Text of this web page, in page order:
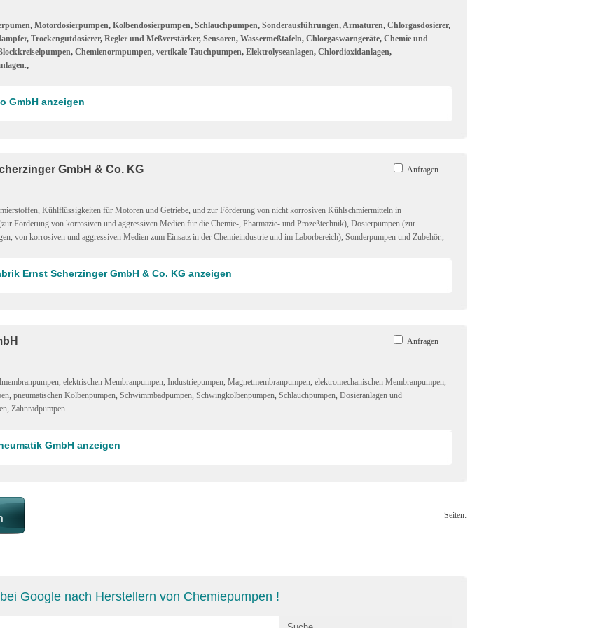
, Motordosierpumpen, Kolbendosierpumpen, Schlauchpumpen, Sonderausführungen,Armaturen, Chlorgasdosierer,
, Trockengutdosierer, Regler und Meßverstärker, Sensoren, Wassermeßtafeln, Chlorgaswarngeräte, Chemie und
, Chemienormpumpen, vertikale Tauchpumpen, Elektrolyseanlagen, Chlordioxidanlagen,
,
GmbH anzeigen
GmbH & Co. KG Anfragen
, Kühlflüssigkeiten für Motoren und Getriebe, und zur Förderung von nicht korrosiven Kühlschmiermitteln in
Förderung von korrosiven und aggressiven Medien für die Chemie-, Pharmazie- und Prozeßtechnik), Dosierpumpen (zur
, von korrosiven und aggressiven Medien zum Einsatz in der Chemieindustrie und im Laborbereich), Sonderpumpen und Zubehör.,
Ernst Scherzinger GmbH & Co. KG anzeigen
Anfragen
, elektrischen Membranpumpen, Industriepumpen, Magnetmembranpumpen, elektromechanischen Membranpumpen,
, pneumatischen Kolbenpumpen, Schwimmbadpumpen, Schwingkolbenpumpen, Schlauchpumpen, Dosieranlagen und
, Zahnradpumpen
GmbH anzeigen
Seiten:
Google nach Herstellern von Chemiepumpen !